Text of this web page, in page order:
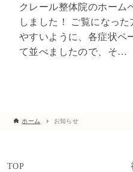
クレール整体院のホーム
しました！ ご覧になっ
やすいように、各症状ペ
て並べましたので、そ…
ホーム お知らせ
TOP